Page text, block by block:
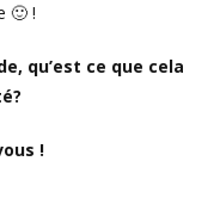
🙂 !
qu’est ce que cela
!